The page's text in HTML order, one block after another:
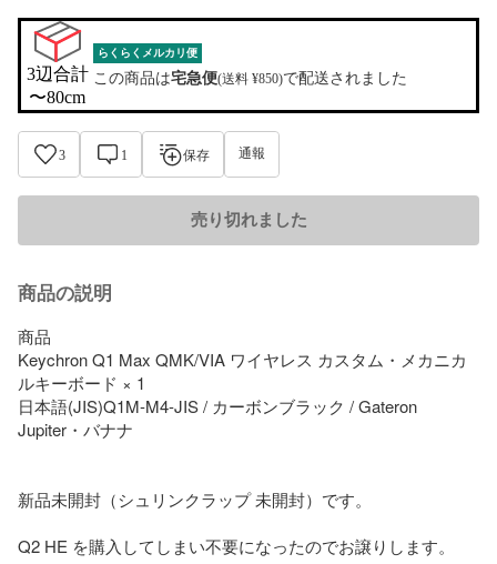
3辺合計
〜80cm
らくらくメルカリ便
この商品は宅急便(送料 ¥850)で配送されました
3 1 保存 通報
売り切れました
商品の説明
商品
Keychron Q1 Max QMK/VIA ワイヤレス カスタム・メカニカ
ルキーボード × 1
日本語(JIS)Q1M-M4-JIS / カーボンブラック / Gateron
Jupiter・バナナ
新品未開封（シュリンクラップ 未開封）です。
Q2 HE を購入してしまい不要になったのでお譲りします。